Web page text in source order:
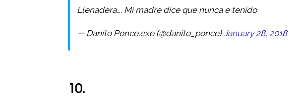
Llenadera…. Mi madre dice que nunca e tenido
— Danito Ponce.exe (@danito_ponce)January 28, 2018
10.